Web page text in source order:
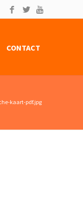
CONTACT
kaart-pdf.jpg